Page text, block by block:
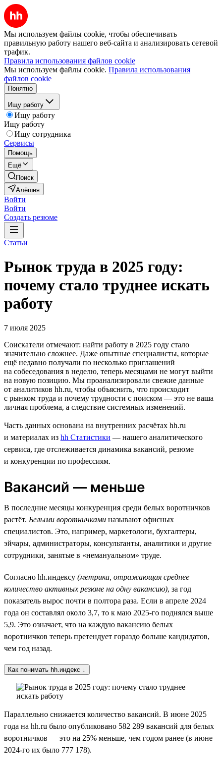
Мы используем файлы cookie, чтобы обеспечивать
правильную работу нашего веб-сайта и анализировать сетевой
трафик.
Правила использования файлов cookie
Мы используем файлы cookie. Правила использования
файлов cookie
Понятно
Ищу работу
Ищу работу
Ищу работу
Ищу сотрудника
Сервисы
Помощь
Ещё
Поиск
Алёшня
Войти
Войти
Создать резюме
Статьи
Рынок труда в 2025 году:
почему стало труднее искать
работу
7 июля 2025
Соискатели отмечают: найти работу в 2025 году стало
значительно сложнее. Даже опытные специалисты, которые
ещё недавно получали по несколько приглашений
на собеседования в неделю, теперь месяцами не могут выйти
на новую позицию. Мы проанализировали свежие данные
от аналитиков hh.ru, чтобы объяснить, что происходит
с рынком труда и почему трудности с поиском — это не ваша
личная проблема, а следствие системных изменений.
Часть данных основана на внутренних расчётах hh.ru
и материалах из hh Статистики — нашего аналитического
сервиса, где отслеживается динамика вакансий, резюме
и конкуренции по профессиям.
Вакансий — меньше
В последние месяцы конкуренция среди белых воротничков
растёт. Белыми воротничками называют офисных
специалистов. Это, например, маркетологи, бухгалтеры,
эйчары, администраторы, консультанты, аналитики и другие
сотрудники, занятые в «немануальном» труде.
Согласно hh.индексу (метрика, отражающая среднее
количество активных резюме на одну вакансию), за год
показатель вырос почти в полтора раза. Если в апреле 2024
года он составлял около 3,7, то к маю 2025-го поднялся выше
5,9. Это означает, что на каждую вакансию белых
воротничков теперь претендует гораздо больше кандидатов,
чем год назад.
Как понимать hh.индекс ↓
Параллельно снижается количество вакансий. В июне 2025
года на hh.ru было опубликовано 582 289 вакансий для белых
воротничков — это на 25% меньше, чем годом ранее (в июне
2024-го их было 777 178).